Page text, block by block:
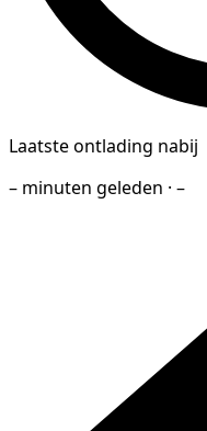
Laatste ontlading nabij
– minuten geleden · –